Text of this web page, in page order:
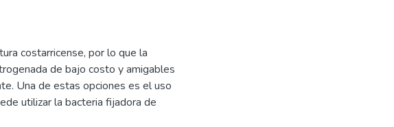
costarricense, por lo que la
de bajo costo y amigables
Una de estas opciones es el uso
utilizar la bacteria fijadora de